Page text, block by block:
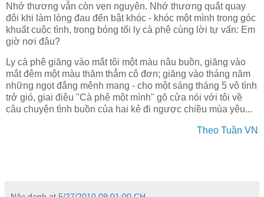
Nhớ thương vẫn còn vẹn nguyên. Nhớ thương quắt quay
đôi khi làm lòng đau đến bật khóc - khóc một mình trong góc
khuất cuộc tình, trong bóng tối ly cà phê cùng lời tự vấn: Em
giờ nơi đâu?
Ly cà phê giăng vào mắt tôi một màu nâu buồn, giăng vào
mắt đêm một màu thăm thẳm cô đơn; giăng vào tháng năm
những ngọt đắng mênh mang - cho một sáng tháng 5 vô tình
trở gió, giai điệu "Cà phê một mình" gõ cửa nói với tôi về
câu chuyện tình buồn của hai kẻ đi ngược chiều mùa yêu...
Theo Tuần VN